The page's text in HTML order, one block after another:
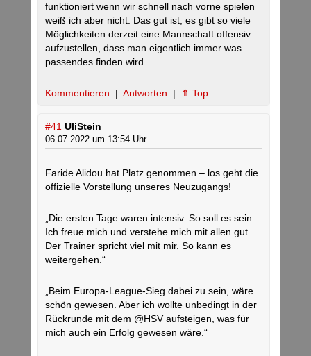
funktioniert wenn wir schnell nach vorne spielen
weiß ich aber nicht. Das gut ist, es gibt so viele
Möglichkeiten derzeit eine Mannschaft offensiv
aufzustellen, dass man eigentlich immer was
passendes finden wird.
Kommentieren | Antworten | ⇑ Top
#41 UliStein
06.07.2022 um 13:54 Uhr
Faride Alidou hat Platz genommen – los geht die
offizielle Vorstellung unseres Neuzugangs!
„Die ersten Tage waren intensiv. So soll es sein.
Ich freue mich und verstehe mich mit allen gut.
Der Trainer spricht viel mit mir. So kann es
weitergehen.“
„Beim Europa-League-Sieg dabei zu sein, wäre
schön gewesen. Aber ich wollte unbedingt in der
Rückrunde mit dem @HSV aufsteigen, was für
mich auch ein Erfolg gewesen wäre.“